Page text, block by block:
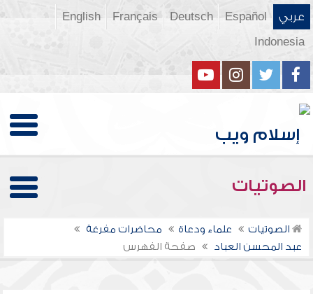
عربي Español
Deutsch
Français
English
Indonesia
الصوتيات
الصوتيات علماء ودعاة
محاضرات مفرغة
عبد المحسن العباد
صفحة الفهرس